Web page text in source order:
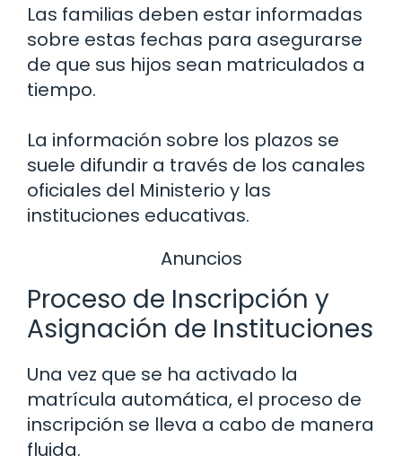
Las familias deben estar informadas
sobre estas fechas para asegurarse
de que sus hijos sean matriculados a
tiempo.
La información sobre los plazos se
suele difundir a través de los canales
oficiales del Ministerio y las
instituciones educativas.
Anuncios
Proceso de Inscripción y
Asignación de Instituciones
Una vez que se ha activado la
matrícula automática, el proceso de
inscripción se lleva a cabo de manera
fluida.